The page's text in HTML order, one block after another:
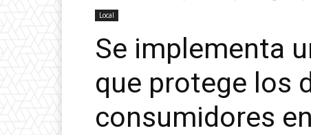
Local
Se implementa
que protege los
consumidores